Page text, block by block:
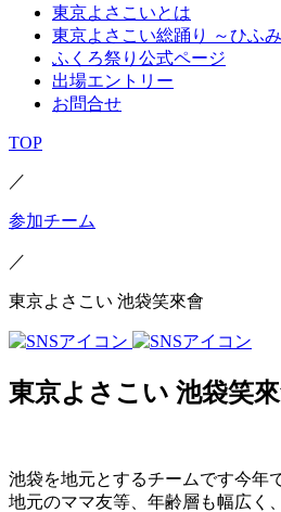
東京よさこいとは
東京よさこい総踊り ～ひふ
ふくろ祭り公式ページ
出場エントリー
お問合せ
TOP
／
参加チーム
／
東京よさこい 池袋笑來會
東京よさこい 池袋笑
池袋を地元とするチームです今年
地元のママ友等、年齢層も幅広く